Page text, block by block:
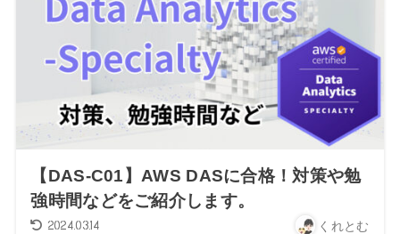
【DAS-C01】AWS DASに合格！対策や勉
強時間などをご紹介します。
2024.03.14 くれとむ